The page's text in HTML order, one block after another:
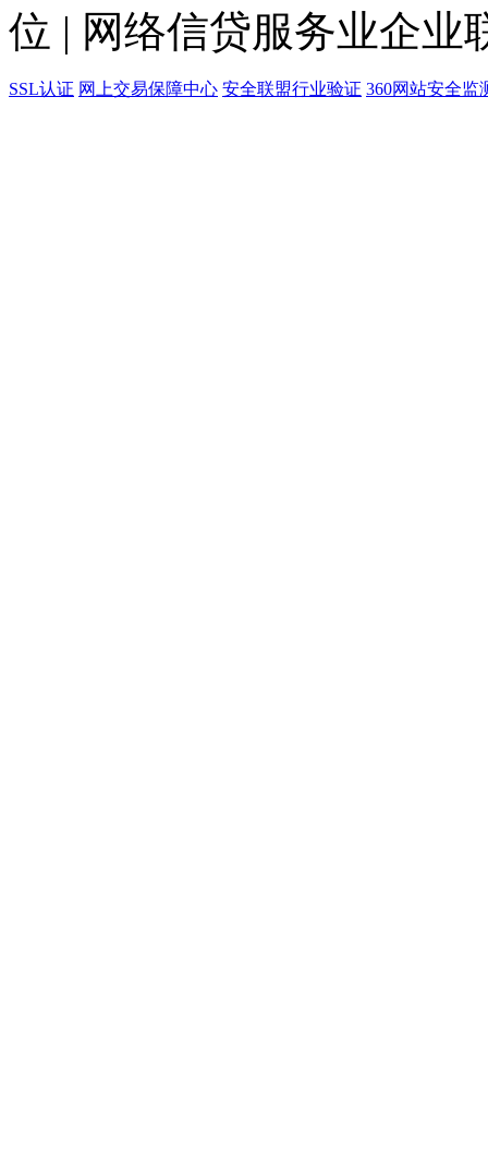
位 | 网络信贷服务业企业
SSL认证 网上交易保障中心 安全联盟行业验证 360网站安全监